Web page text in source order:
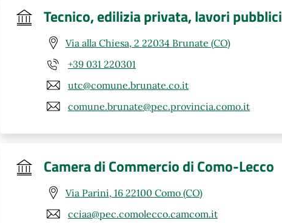
Tecnico, edilizia privata, lavori pubblici
Via alla Chiesa, 2 22034 Brunate (CO)
+39 031 220301
utc@comune.brunate.co.it
comune.brunate@pec.provincia.como.it
Camera di Commercio di Como-Lecco
Via Parini, 16 22100 Como (CO)
cciaa@pec.comolecco.camcom.it